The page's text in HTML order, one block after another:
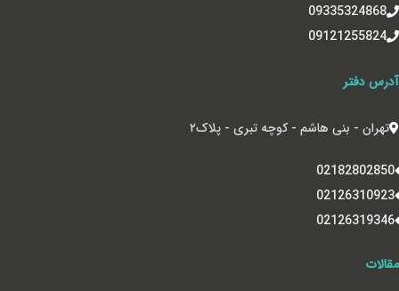
09335324868
09121255824
آدرس دفتر
تهران - بنی هاشم - کوچه تبری - پلاک‌۲
02182802850
02126310923
02126319346
مقالات